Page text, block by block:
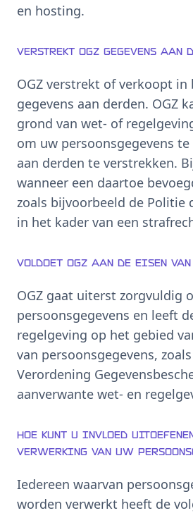
en hosting.
Verstrekt OGZ gegevens aan
OGZ verstrekt of verkoopt in
gegevens aan derden. OGZ
grond van wet- of
om uw persoonsgegevens
aan derden te verstrekken.
wanneer een daartoe
zoals bijvoorbeeld de Politie
in het kader van een
Voldoet OGZ aan de eisen
OGZ gaat uiterst zorgvuldig
persoonsgegevens en leeft
regelgeving op het gebied
van persoonsgegevens,
Verordening
aanverwante wet- en
Hoe kunt u invloed
verwerking van uw
Iedereen waarvan
worden verwerkt heeft de